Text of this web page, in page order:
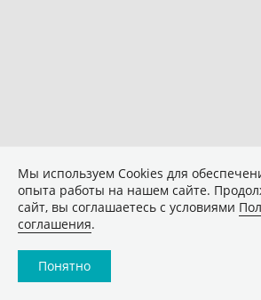
Мы используем Сookies для
опыта работы на нашем сайте.
сайт, вы соглашаетесь с условиями
соглашения.
Понятно